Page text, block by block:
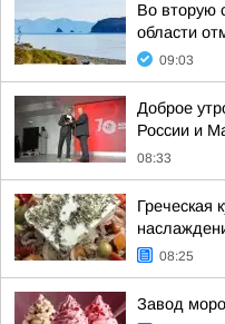
Во вторую
области
09:03
Доброе
России и
08:33
Греческая
08:25
Завод